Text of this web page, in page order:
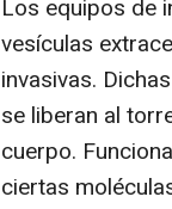
Los equipos de
vesículas
invasivas.
se liberan al
cuerpo.
ciertas